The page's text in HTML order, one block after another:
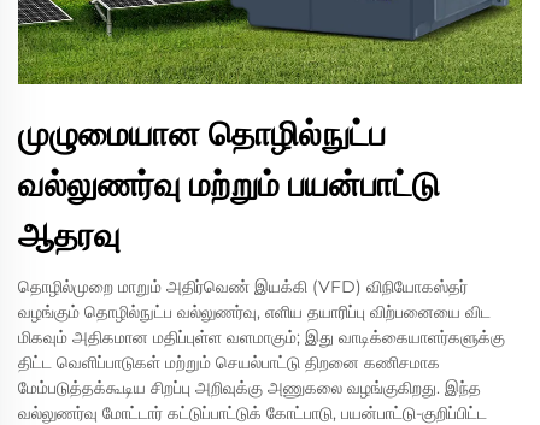
முழுமையான தொழில்நுட்ப
வல்லுணர்வு மற்றும் பயன்பாட்டு
ஆதரவு
தொழில்முறை மாறும் அதிர்வெண் இயக்கி (VFD) விநியோகஸ்தர்
வழங்கும் தொழில்நுட்ப வல்லுணர்வு, எளிய தயாரிப்பு விற்பனையை விட
மிகவும் அதிகமான மதிப்புள்ள வளமாகும்; இது வாடிக்கையாளர்களுக்கு
திட்ட வெளிப்பாடுகள் மற்றும் செயல்பாட்டு திறனை கணிசமாக
மேம்படுத்தக்கூடிய சிறப்பு அறிவுக்கு அணுகலை வழங்குகிறது. இந்த
வல்லுணர்வு மோட்டார் கட்டுப்பாட்டுக் கோட்பாடு, பயன்பாட்டு-குறிப்பிட்ட